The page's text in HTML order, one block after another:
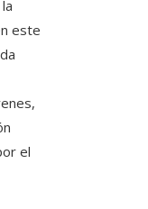
este
el